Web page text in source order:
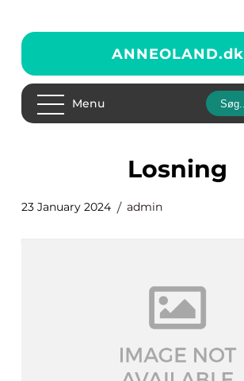
ANNEOLAND.dk
Menu
losning
23 January 2024 admin